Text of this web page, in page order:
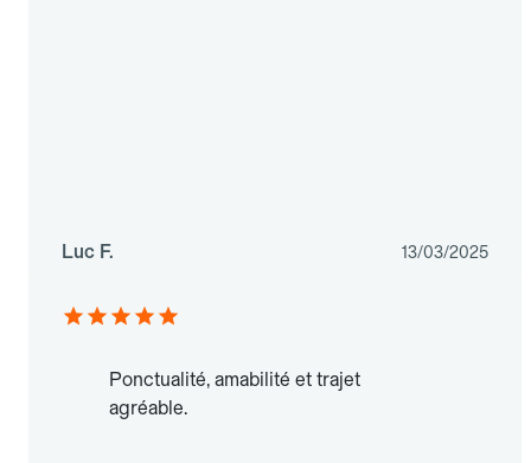
Luc F. 13/03/2025
Ponctualité, amabilité et trajet
agréable.